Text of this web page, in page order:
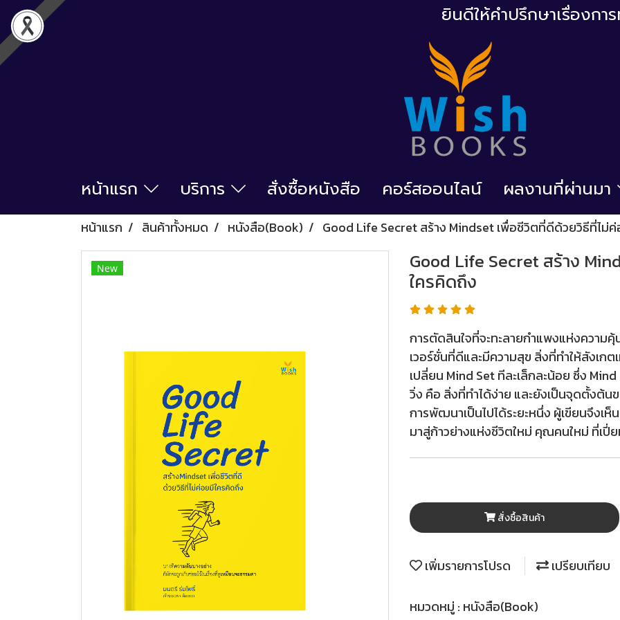
ยินดีให้คำปรึกษาเรื่องก
หน้าแรก บริการ สั่งซื้อหนังสือ คอร์สออนไลน์ ผลงานที่ผ่านมา
หน้าแรก สินค้าทั้งหมด หนังสือ(Book) Good Life Secret สร้าง Mindset เพื่อชีวิตที่ดีด้วยวิธีที่ไม่
New Good Life Secret สร้าง
ใครคิดถึง
การตัดสินใจที่จะทะลายกำแพงแห่งความ
เวอร์ชั่นที่ดีและมีความสุข สิ่งที่ทำให้สังเก
เปลี่ยน Mind Set ทีละเล็กละน้อย ซึ่ง
วิ่ง คือ สิ่งที่ทำได้ง่าย และยังเป็นจุดตั้งต้น
การพัฒนาเป็นไปได้ระยะหนึ่ง ผู้เขียนจึงเ
มาสู่ก้าวย่างแห่งชีวิตใหม่ คุณคนใหม่ ที่เปี่
สั่งซื้อสินค้า
เพิ่มรายการโปรด เปรียบเทียบ
หมวดหมู่ : หนังสือ(Book)